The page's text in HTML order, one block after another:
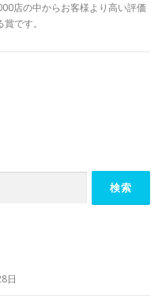
店の中からお客様より高い評価
です。
日